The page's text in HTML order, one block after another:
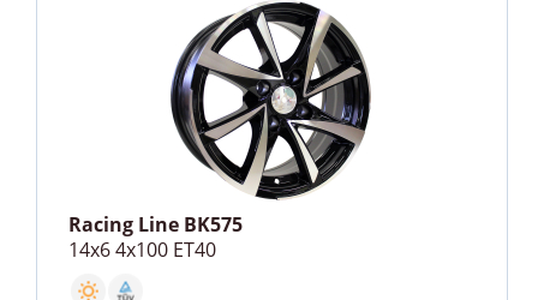
Racing Line BK575
14x6 4x100 ET40